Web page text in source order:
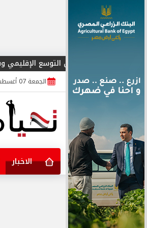
التوسع الإقليمي وسد فجوة التنفيذ
الجمعة 07 أغسطس 2026 الموافق 24 صفر 1448
الاخبار